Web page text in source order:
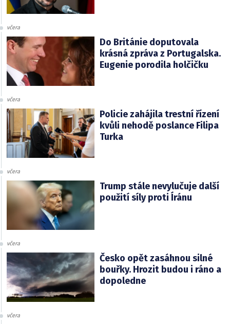
včera
Do Británie doputovala
krásná zpráva z Portugalska.
Eugenie porodila holčičku
včera
Policie zahájila trestní řízení
kvůli nehodě poslance Filipa
Turka
včera
Trump stále nevylučuje další
použití síly proti Íránu
včera
Česko opět zasáhnou silné
bouřky. Hrozit budou i ráno a
dopoledne
včera